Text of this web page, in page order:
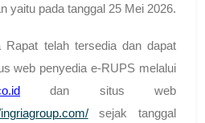
yaitu pada tanggal 25 Mei 2026.
Rapat telah tersedia dan dapat
web penyedia e-RUPS melalui
dan situs web
sejak tanggal